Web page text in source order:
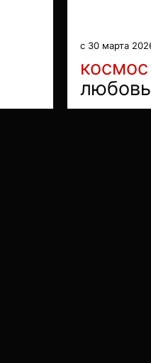
с 30 марта
космос
любовь